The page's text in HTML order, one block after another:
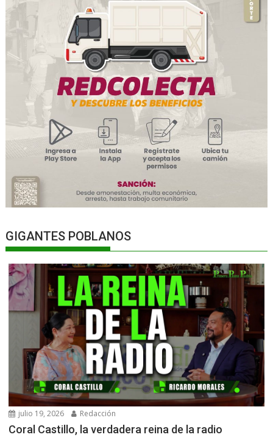
GIGANTES POBLANOS
julio 19, 2026 Redacción
Coral Castillo, la verdadera reina de la radio